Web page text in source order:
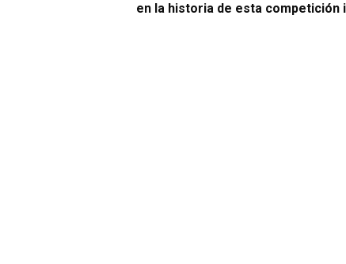
en la historia de esta competición